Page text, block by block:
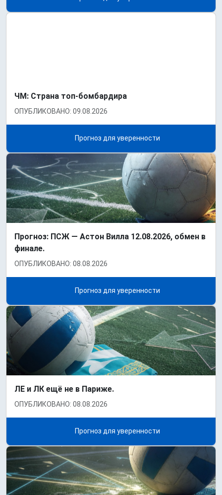
ЧМ: Страна топ-бомбардира
ОПУБЛИКОВАНО: 09.08.2026
Прогноз для уверенности
Прогноз: ПСЖ — Астон Вилла 12.08.2026, обмен в
финале.
ОПУБЛИКОВАНО: 08.08.2026
Прогноз для уверенности
ЛЕ и ЛК ещё не в Париже.
ОПУБЛИКОВАНО: 08.08.2026
Прогноз для уверенности